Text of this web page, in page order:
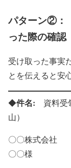
パターン②：
った際の確認
受け取った事実
とを伝えると安
◆件名: 資料受
山）
〇〇株式会社
〇〇様